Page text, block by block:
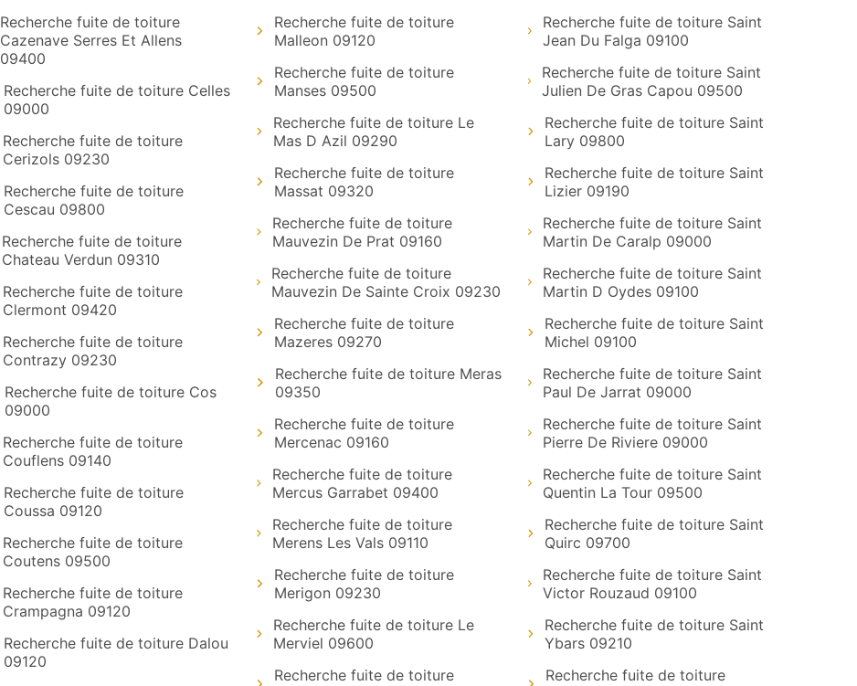
Recherche fuite de toiture
Cazenave Serres Et Allens
09400
Recherche fuite de toiture Celles
09000
Recherche fuite de toiture
Cerizols 09230
Recherche fuite de toiture
Cescau 09800
Recherche fuite de toiture
Chateau Verdun 09310
Recherche fuite de toiture
Clermont 09420
Recherche fuite de toiture
Contrazy 09230
Recherche fuite de toiture Cos
09000
Recherche fuite de toiture
Couflens 09140
Recherche fuite de toiture
Coussa 09120
Recherche fuite de toiture
Coutens 09500
Recherche fuite de toiture
Crampagna 09120
Recherche fuite de toiture Dalou
09120
Recherche fuite de toiture
Malleon 09120
Recherche fuite de toiture
Manses 09500
Recherche fuite de toiture Le
Mas D Azil 09290
Recherche fuite de toiture
Massat 09320
Recherche fuite de toiture
Mauvezin De Prat 09160
Recherche fuite de toiture
Mauvezin De Sainte Croix 09230
Recherche fuite de toiture
Mazeres 09270
Recherche fuite de toiture Meras
09350
Recherche fuite de toiture
Mercenac 09160
Recherche fuite de toiture
Mercus Garrabet 09400
Recherche fuite de toiture
Merens Les Vals 09110
Recherche fuite de toiture
Merigon 09230
Recherche fuite de toiture Le
Merviel 09600
Recherche fuite de toiture
Recherche fuite de toiture Saint
Jean Du Falga 09100
Recherche fuite de toiture Saint
Julien De Gras Capou 09500
Recherche fuite de toiture Saint
Lary 09800
Recherche fuite de toiture Saint
Lizier 09190
Recherche fuite de toiture Saint
Martin De Caralp 09000
Recherche fuite de toiture Saint
Martin D Oydes 09100
Recherche fuite de toiture Saint
Michel 09100
Recherche fuite de toiture Saint
Paul De Jarrat 09000
Recherche fuite de toiture Saint
Pierre De Riviere 09000
Recherche fuite de toiture Saint
Quentin La Tour 09500
Recherche fuite de toiture Saint
Quirc 09700
Recherche fuite de toiture Saint
Victor Rouzaud 09100
Recherche fuite de toiture Saint
Ybars 09210
Recherche fuite de toiture